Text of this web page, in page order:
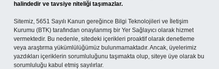
halindedir ve tavsiye niteliği taşımazlar.
Sitemiz, 5651 Sayılı Kanun gereğince Bilgi Teknolojileri ve İletişim
Kurumu (BTK) tarafından onaylanmış bir Yer Sağlayıcı olarak hizmet
vermektedir. Bu nedenle, sitedeki içerikleri proaktif olarak denetleme
veya araştırma yükümlülüğümüz bulunmamaktadır. Ancak, üyelerimiz
yazdıkları içeriklerin sorumluluğunu taşımakta olup, siteye üye olarak bu
sorumluluğu kabul etmiş sayılırlar.